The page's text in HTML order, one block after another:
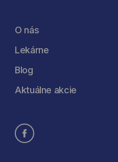
O nás
Lekárne
Blog
Aktuálne akcie